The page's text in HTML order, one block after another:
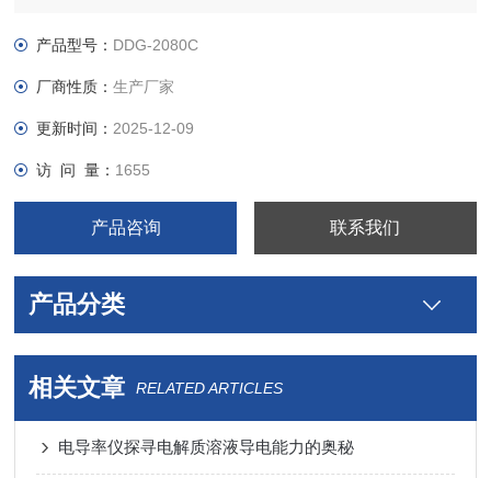
产品型号： DDG-2080C
厂商性质：生产厂家
更新时间： 2025-12-09
访 问 量： 1655
产品咨询 联系我们
产品分类
相关文章 RELATED ARTICLES
电导率仪探寻电解质溶液导电能力的奥秘